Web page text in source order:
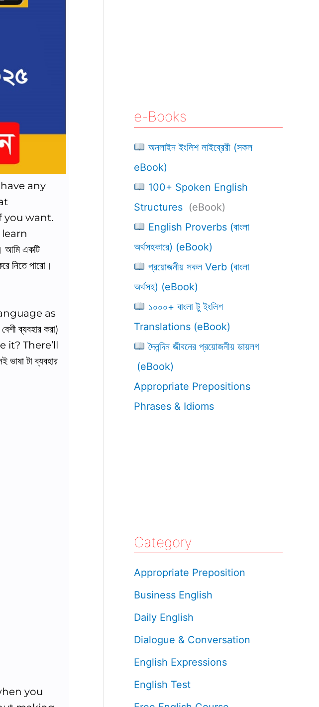
any
you want.
আমি একটি
নিতে পারো।
as
ব্যবহার করা)
it? There’ll
টা ব্যবহার
you
e-Books
অনলাইন ইংলিশ লাইব্রেরী (সকল
eBook)
100+ Spoken English
Structures (eBook)
English Proverbs (বাংলা
অর্থসহকারে) (eBook)
প্রয়োজনীয় সকল Verb (বাংলা
অর্থসহ) (eBook)
১০০০+ বাংলা টু ইংলিশ
Translations (eBook)
দৈনন্দিন জীবনের প্রয়োজনীয় ডায়লগ
(eBook)
Appropriate Prepositions
Phrases & Idioms
Category
Appropriate Preposition
Business English
Daily English
Dialogue & Conversation
English Expressions
English Test